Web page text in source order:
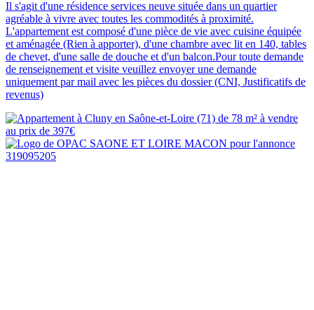
Il s'agit d'une résidence services neuve située dans un quartier
agréable à vivre avec toutes les commodités à proximité.
L'appartement est composé d'une pièce de vie avec cuisine équipée
et aménagée (Rien à apporter), d'une chambre avec lit en 140, tables
de chevet, d'une salle de douche et d'un balcon.Pour toute demande
de renseignement et visite veuillez envoyer une demande
uniquement par mail avec les pièces du dossier (CNI, Justificatifs de
revenus)